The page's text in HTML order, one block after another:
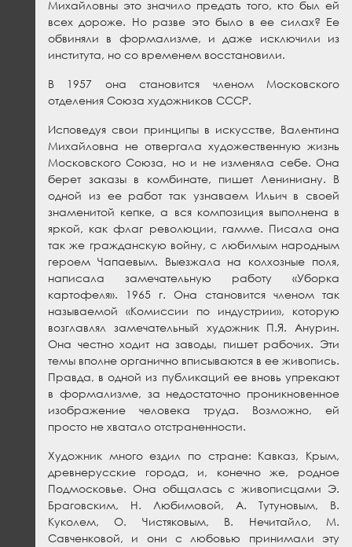
Михайловны это значило предать того, кто был ей
всех дороже. Но разве это было в ее силах? Ее
обвиняли в формализме, и даже исключили из
института, но со временем восстановили.
В 1957 она становится членом Московского
отделения Союза художников СССР.
Исповедуя свои принципы в искусстве, Валентина
Михайловна не отвергала художественную жизнь
Московского Союза, но и не изменяла себе. Она
берет заказы в комбинате, пишет Лениниану. В
одной из ее работ так узнаваем Ильич в своей
знаменитой кепке, а вся композиция выполнена в
яркой, как флаг революции, гамме. Писала она
так же гражданскую войну, с любимым народным
героем Чапаевым. Выезжала на колхозные поля,
написала замечательную работу «Уборка
картофеля». 1965 г. Она становится членом так
называемой «Комиссии по индустрии», которую
возглавлял замечательный художник П.Я. Анурин.
Она честно ходит на заводы, пишет рабочих. Эти
темы вполне органично вписываются в ее живопись.
Правда, в одной из публикаций ее вновь упрекают
в формализме, за недостаточно проникновенное
изображение человека труда. Возможно, ей
просто не хватало отстраненности.
Художник много ездил по стране: Кавказ, Крым,
древнерусские города, и, конечно же, родное
Подмосковье. Она общалась с живописцами Э.
Браговским, Н. Любимовой, А. Тутуновым, В.
Куколем, О. Чистяковым, В. Нечитайло, М.
Савченковой, и они с любовью принимали эту